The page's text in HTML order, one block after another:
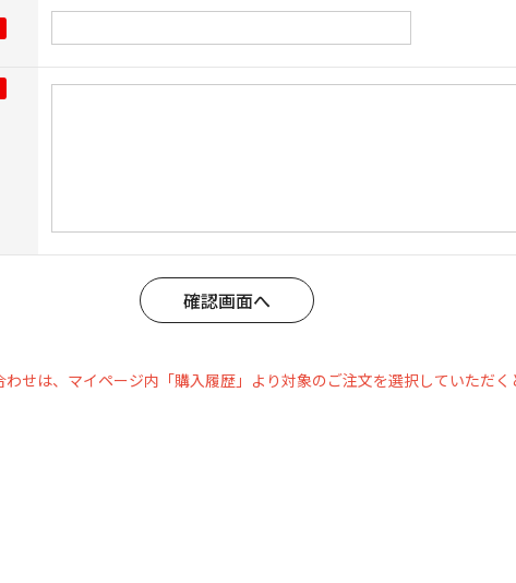
せは、マイページ内「購入履歴」より対象のご注文を選択していただく